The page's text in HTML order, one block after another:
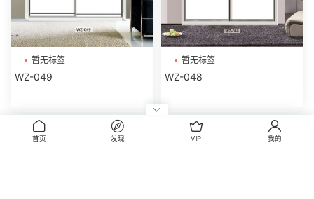
暂无标签
WZ-049
暂无标签
WZ-048
评论
首页 发现 VIP 我的